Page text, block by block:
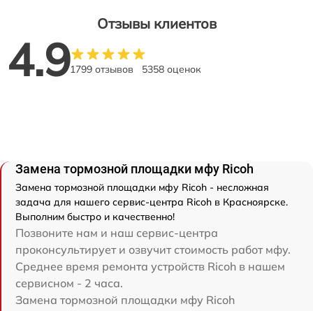
Отзывы клиентов
4.91799 отзывов 5358 оценок
Замена тормозной площадки мфу Ricoh
Замена тормозной площадки мфу Ricoh - несложная
задача для нашего сервис-центра Ricoh в Красноярске.
Выполним быстро и качественно!
Позвоните нам и наш сервис-центра
проконсультирует и озвучит стоимость работ мфу.
Среднее время ремонта устройств Ricoh в нашем
сервисном - 2 часа.
Замена тормозной площадки мфу Ricoh